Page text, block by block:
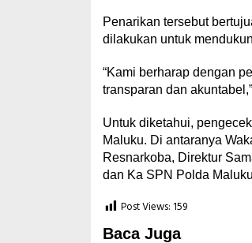
Penarikan tersebut
dilakukan untuk
“Kami berharap dengan
transparan dan
Untuk diketahui,
Maluku. Di antaranya
Resnarkoba, Direktur
dan Ka SPN Polda
Post Views: 159
Baca Juga